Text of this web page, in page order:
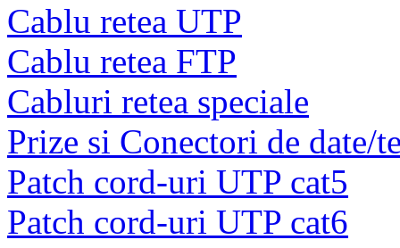
Cablu retea UTP
Cablu retea FTP
Cabluri retea speciale
Prize si Conectori de date/
Patch cord-uri UTP cat5
Patch cord-uri UTP cat6